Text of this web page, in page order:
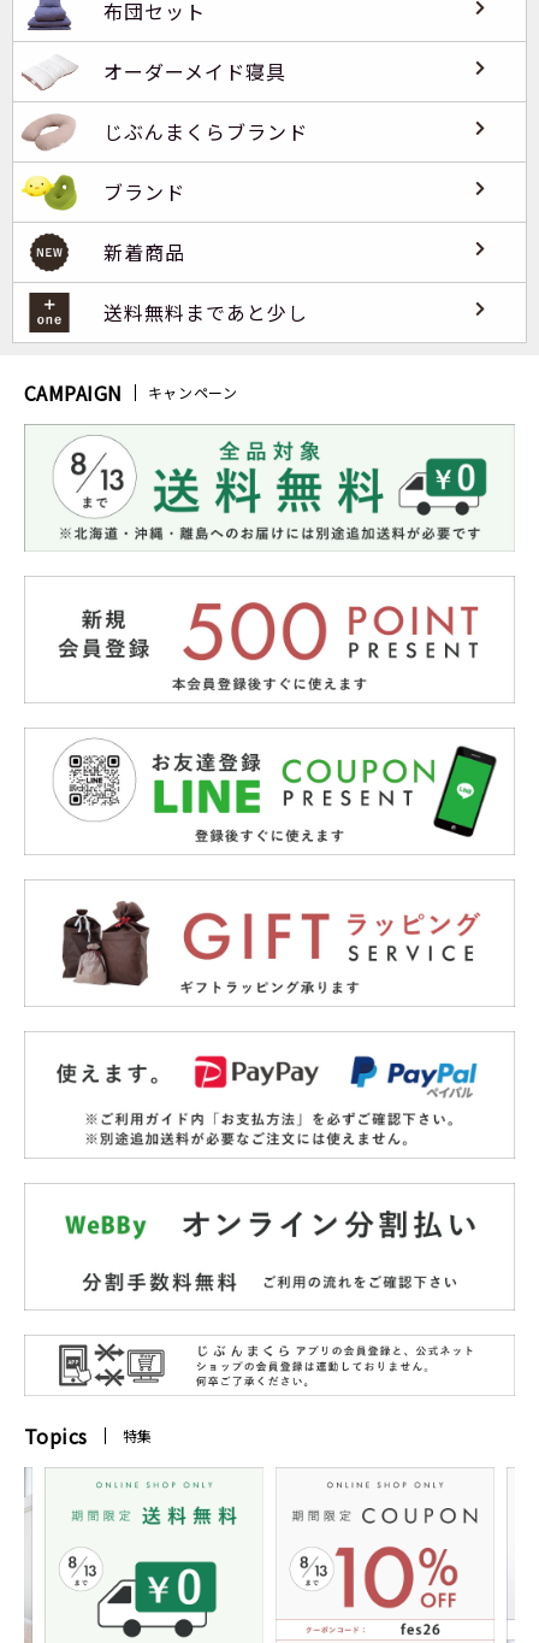
布団セット
オーダーメイド寝具
じぶんまくらブランド
ブランド
新着商品
送料無料まであと少し
CAMPAIGN キャンペーン
Topics 特集